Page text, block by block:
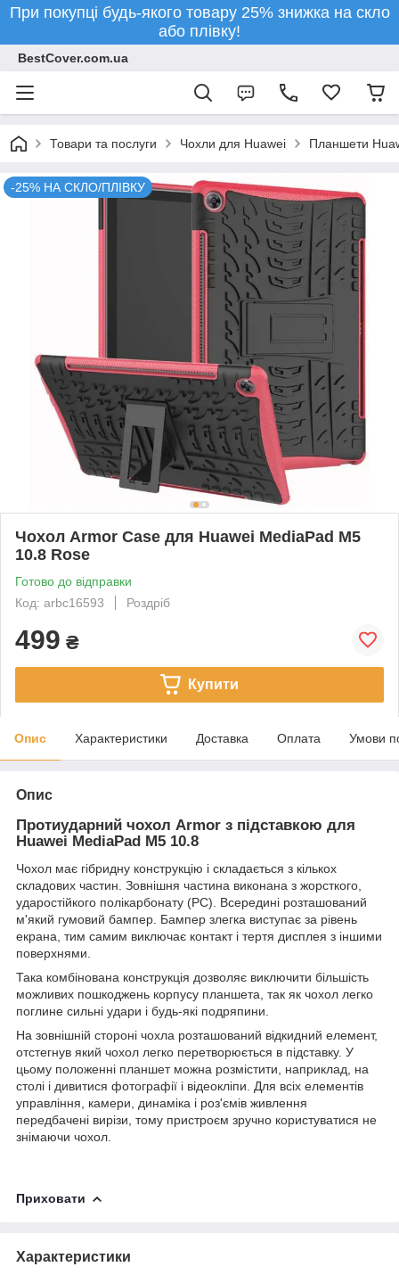
При покупці будь-якого товару 25% знижка на скло
або плівку!
BestCover.com.ua
Товари та послуги Чохли для Huawei Планшети
-25% НА СКЛО/ПЛІВКУ
Чохол Armor Case для Huawei MediaPad M5
10.8 Rose
Готово до відправки
Код: arbc16593
Роздріб
499 ₴
Купити
Опис Характеристики Доставка Оплата Умови
Опис
Протиударний чохол Armor з підставкою для
Huawei MediaPad M5 10.8
Чохол має гібридну конструкцію і складається з кількох
складових частин. Зовнішня частина виконана з жорсткого,
ударостійкого полікарбонату (PC). Всередині розташований
м'який гумовий бампер. Бампер злегка виступає за рівень
екрана, тим самим виключає контакт і тертя дисплея з іншими
поверхнями.
Така комбінована конструкція дозволяє виключити більшість
можливих пошкоджень корпусу планшета, так як чохол легко
поглине сильні удари і будь-які подряпини.
На зовнішній стороні чохла розташований відкидний елемент,
отстегнув який чохол легко перетворюється в підставку. У
цьому положенні планшет можна розмістити, наприклад, на
столі і дивитися фотографії і відеокліпи. Для всіх елементів
управління, камери, динаміка і роз'ємів живлення
передбачені вирізи, тому пристроєм зручно користуватися не
знімаючи чохол.
Приховати
Характеристики